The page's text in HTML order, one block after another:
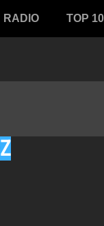
RADIO TOP 10